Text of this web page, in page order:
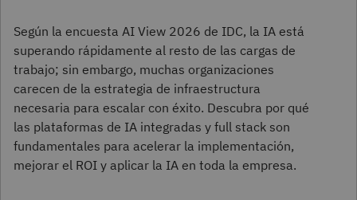
Según la encuesta AI View 2026 de IDC, la IA está
superando rápidamente al resto de las cargas de
trabajo; sin embargo, muchas organizaciones
carecen de la estrategia de infraestructura
necesaria para escalar con éxito. Descubra por qué
las plataformas de IA integradas y full stack son
fundamentales para acelerar la implementación,
mejorar el ROI y aplicar la IA en toda la empresa.